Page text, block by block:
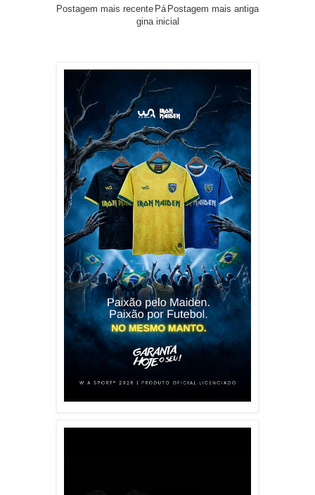
Postagem mais recente Postagem mais antiga
Pá
gina inicial